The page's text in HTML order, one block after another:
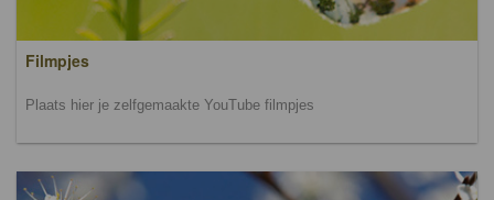
Filmpjes
Plaats hier je zelfgemaakte YouTube filmpjes